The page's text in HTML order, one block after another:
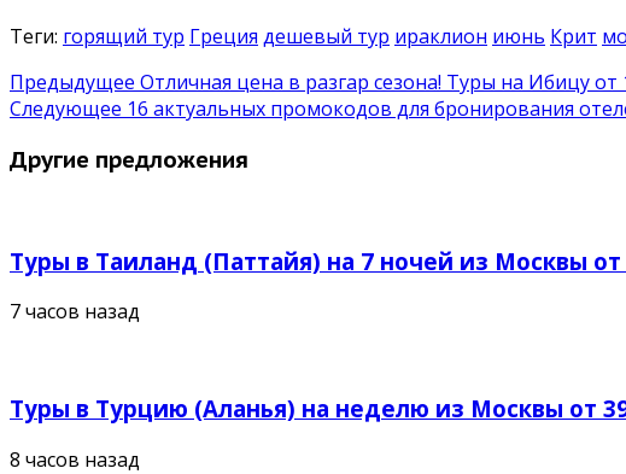
Теги: горящий тур Греция дешевый тур ираклион июнь Крит
Предыдущее Отличная цена в разгар сезона! Туры на Ибицу от
Следующее 16 актуальных промокодов для бронирования
Другие предложения
Туры в Таиланд (Паттайя) на 7 ночей из Москвы от
7 часов назад
Туры в Турцию (Аланья) на неделю из Москвы от
8 часов назад